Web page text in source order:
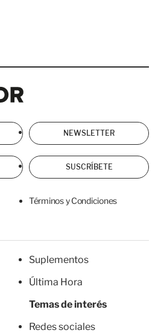
NEWSLETTER
SUSCRÍBETE
Términos y Condiciones
Suplementos
Última Hora
Temas de interés
Redes sociales